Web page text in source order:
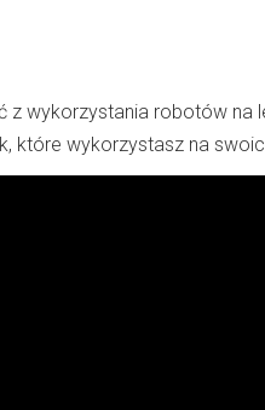
z wykorzystania robotów na
które wykorzystasz na